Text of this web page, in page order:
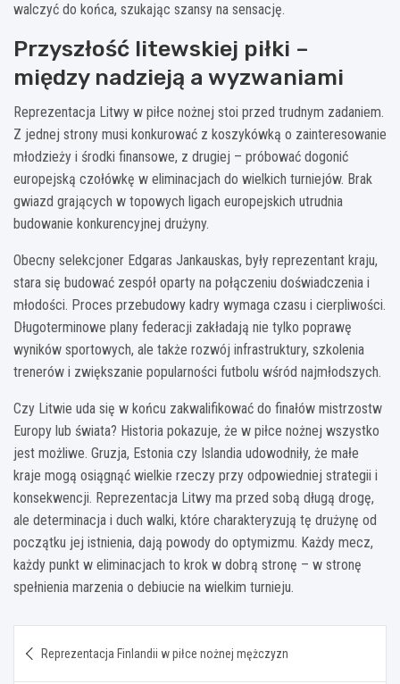
walczyć do końca, szukając szansy na sensację.
Przyszłość litewskiej piłki –
między nadzieją a wyzwaniami
Reprezentacja Litwy w piłce nożnej stoi przed trudnym zadaniem.
Z jednej strony musi konkurować z koszykówką o zainteresowanie
młodzieży i środki finansowe, z drugiej – próbować dogonić
europejską czołówkę w eliminacjach do wielkich turniejów. Brak
gwiazd grających w topowych ligach europejskich utrudnia
budowanie konkurencyjnej drużyny.
Obecny selekcjoner Edgaras Jankauskas, były reprezentant kraju,
stara się budować zespół oparty na połączeniu doświadczenia i
młodości. Proces przebudowy kadry wymaga czasu i cierpliwości.
Długoterminowe plany federacji zakładają nie tylko poprawę
wyników sportowych, ale także rozwój infrastruktury, szkolenia
trenerów i zwiększanie popularności futbolu wśród najmłodszych.
Czy Litwie uda się w końcu zakwalifikować do finałów mistrzostw
Europy lub świata? Historia pokazuje, że w piłce nożnej wszystko
jest możliwe. Gruzja, Estonia czy Islandia udowodniły, że małe
kraje mogą osiągnąć wielkie rzeczy przy odpowiedniej strategii i
konsekwencji. Reprezentacja Litwy ma przed sobą długą drogę,
ale determinacja i duch walki, które charakteryzują tę drużynę od
początku jej istnienia, dają powody do optymizmu. Każdy mecz,
każdy punkt w eliminacjach to krok w dobrą stronę – w stronę
spełnienia marzenia o debiucie na wielkim turnieju.
wpisu
Reprezentacja Finlandii w piłce nożnej mężczyzn